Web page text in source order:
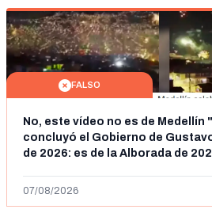
FALSO
No, este vídeo no es de Medellín
concluyó el Gobierno de
de 2026: es de la Alborada de
07/08/2026